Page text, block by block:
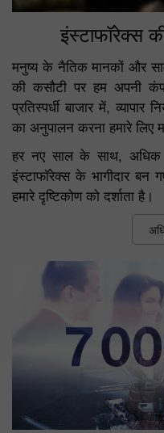
इंस्टाफॉरेक्स
मनुष्य के नैतिक मानकों और
की कसौटी पर हम अपनी
प्रतिस्पर्धी बाजार में,
का अनुपालन करना हमारे लिए
हर नए साल के साथ, अधिक
इंस्टाफॉरेक्स के भागीदार बन
हमारे दृष्टिकोण को दर्शाता है।